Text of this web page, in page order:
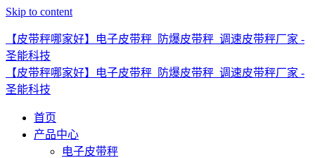
Skip to content
【皮带秤哪家好】电子皮带秤_防爆皮带秤_调速皮带秤厂家 -
圣能科技
【皮带秤哪家好】电子皮带秤_防爆皮带秤_调速皮带秤厂家 -
圣能科技
首页
产品中心
电子皮带秤